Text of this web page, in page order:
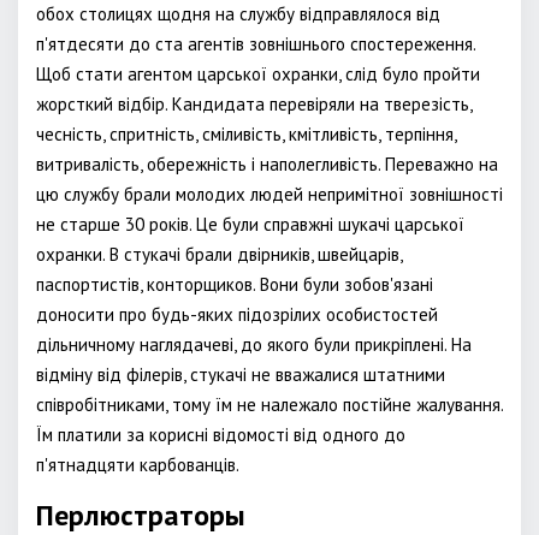
обох столицях щодня на службу відправлялося від
п'ятдесяти до ста агентів зовнішнього спостереження.
Щоб стати агентом царської охранки, слід було пройти
жорсткий відбір. Кандидата перевіряли на тверезість,
чесність, спритність, сміливість, кмітливість, терпіння,
витривалість, обережність і наполегливість. Переважно на
цю службу брали молодих людей непримітної зовнішності
не старше 30 років. Це були справжні шукачі царської
охранки. В стукачі брали двірників, швейцарів,
паспортистів, конторщиков. Вони були зобов'язані
доносити про будь-яких підозрілих особистостей
дільничному наглядачеві, до якого були прикріплені. На
відміну від філерів, стукачі не вважалися штатними
співробітниками, тому їм не належало постійне жалування.
Їм платили за корисні відомості від одного до
п'ятнадцяти карбованців.
Перлюстраторы